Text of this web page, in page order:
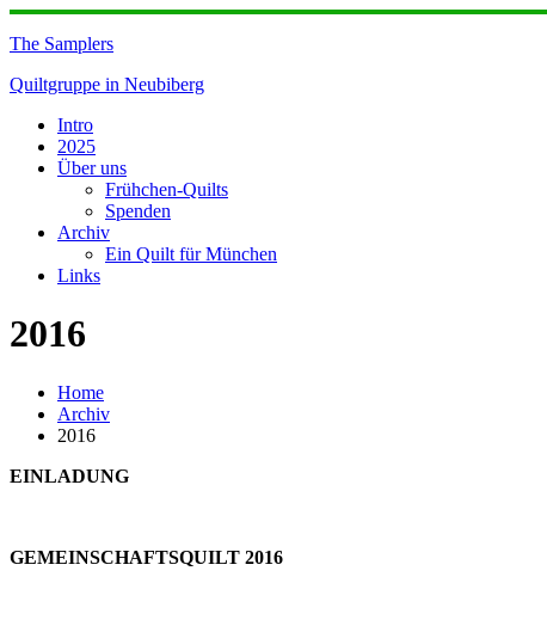
Skip
to
The Samplers
Quiltgruppe in Neubiberg
Intro
2025
Über uns
Frühchen-Quilts
Spenden
Archiv
Ein Quilt für München
Links
2016
Home
Archiv
2016
EINLADUNG
GEMEINSCHAFTSQUILT 2016